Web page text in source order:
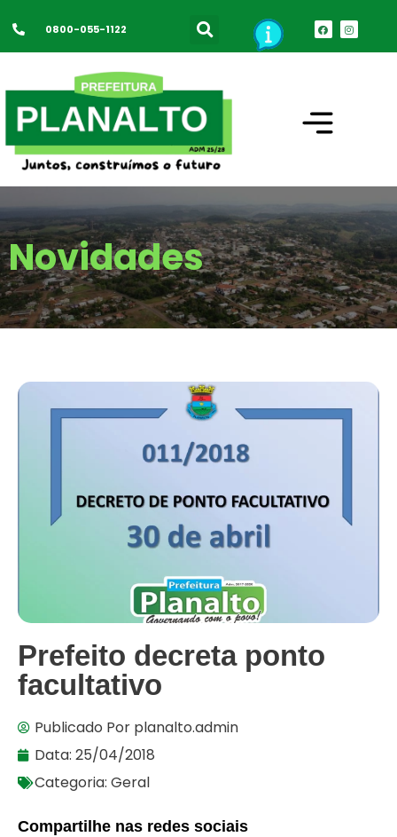
0800-055-1122
Novidades
Prefeito decreta ponto
facultativo
Publicado Por planalto.admin
Data: 25/04/2018
Categoria: Geral
Compartilhe nas redes sociais